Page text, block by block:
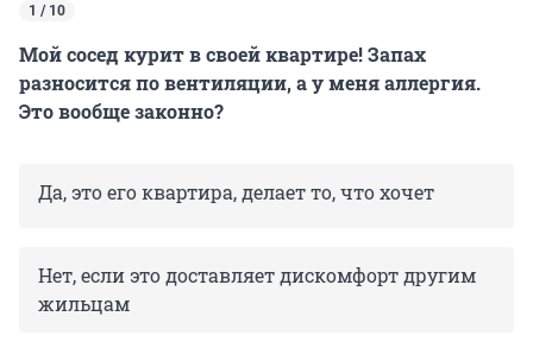
1 / 10
Мой сосед курит в своей квартире! Запах
разносится по вентиляции, а у меня аллергия.
Это вообще законно?
Да, это его квартира, делает то, что хочет
Нет, если это доставляет дискомфорт другим
жильцам